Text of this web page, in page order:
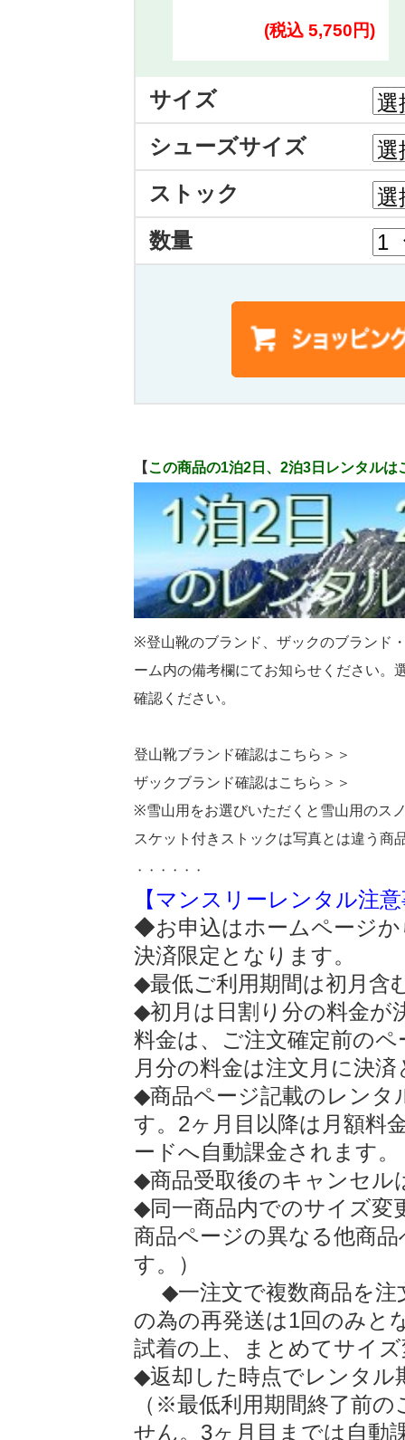
(税込 5,750円)
サイズ
シューズサイズ
ストック
数量
【この商品の1泊2日、2泊3日レンタルは
※登山靴のブランド、ザックのブランド
ーム内の備考欄にてお知らせください。
確認ください。
登山靴ブランド確認はこちら＞＞
ザックブランド確認はこちら＞＞
※雪山用をお選びいただくと雪山用のス
スケット付きストックは写真とは違う商
・・・・・・
【マンスリーレンタル注
◆お申込はホームページ
決済限定となります。
◆最低ご利用期間は初月含
◆初月は日割り分の料金が
料金は、ご注文確定前の
月分の料金は注文月に決
◆商品ページ記載のレンタ
す。2ヶ月目以降は月額料
ードへ自動課金されます。
◆商品受取後のキャンセル
◆同一商品内でのサイズ
商品ページの異なる他商
す。）
◆一注文で複数商品を注
の為の再発送は1回のみと
試着の上、まとめてサイ
◆返却した時点でレンタル
（※最低利用期間終了前
せん。3ヶ月目までは自動